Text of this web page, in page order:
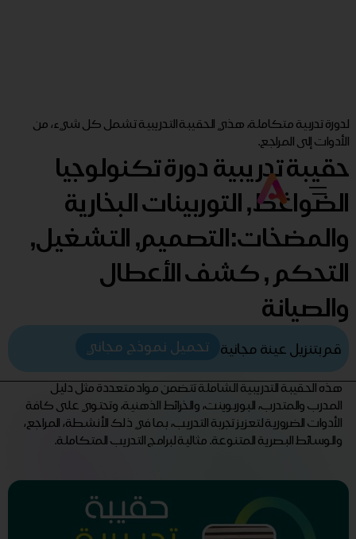
لدورة تدربية متكاملة، هذي الحقيبة التدريبية تشمل كل شيء، من
الأدوات إلى المراجع.
حقيبة تدريبية دورة تكنولوجيا
الضواغط, التوربينات البخارية
والمضخات:التصميم, التشغيل,
التحكم , كشف الأعطال
والصيانة
قم بتنزيل عينة مجانية تحميل نموذج مجاني
هذه الحقيبة التدريبية الشاملة تتضمن مواد متعددة مثل دليل
المدرب والمتدرب، البوربوينت، والخرائط الذهنية، وتحتوي على كافة
الأدوات الضرورية لتعزيز تجربة التدريب، بما في ذلك الأنشطة، المراجع،
والوسائط البصرية المتنوعة. مثالية لبرامج التدريب المتكاملة.